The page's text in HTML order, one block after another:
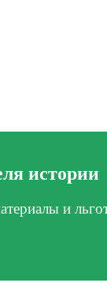
истории
и